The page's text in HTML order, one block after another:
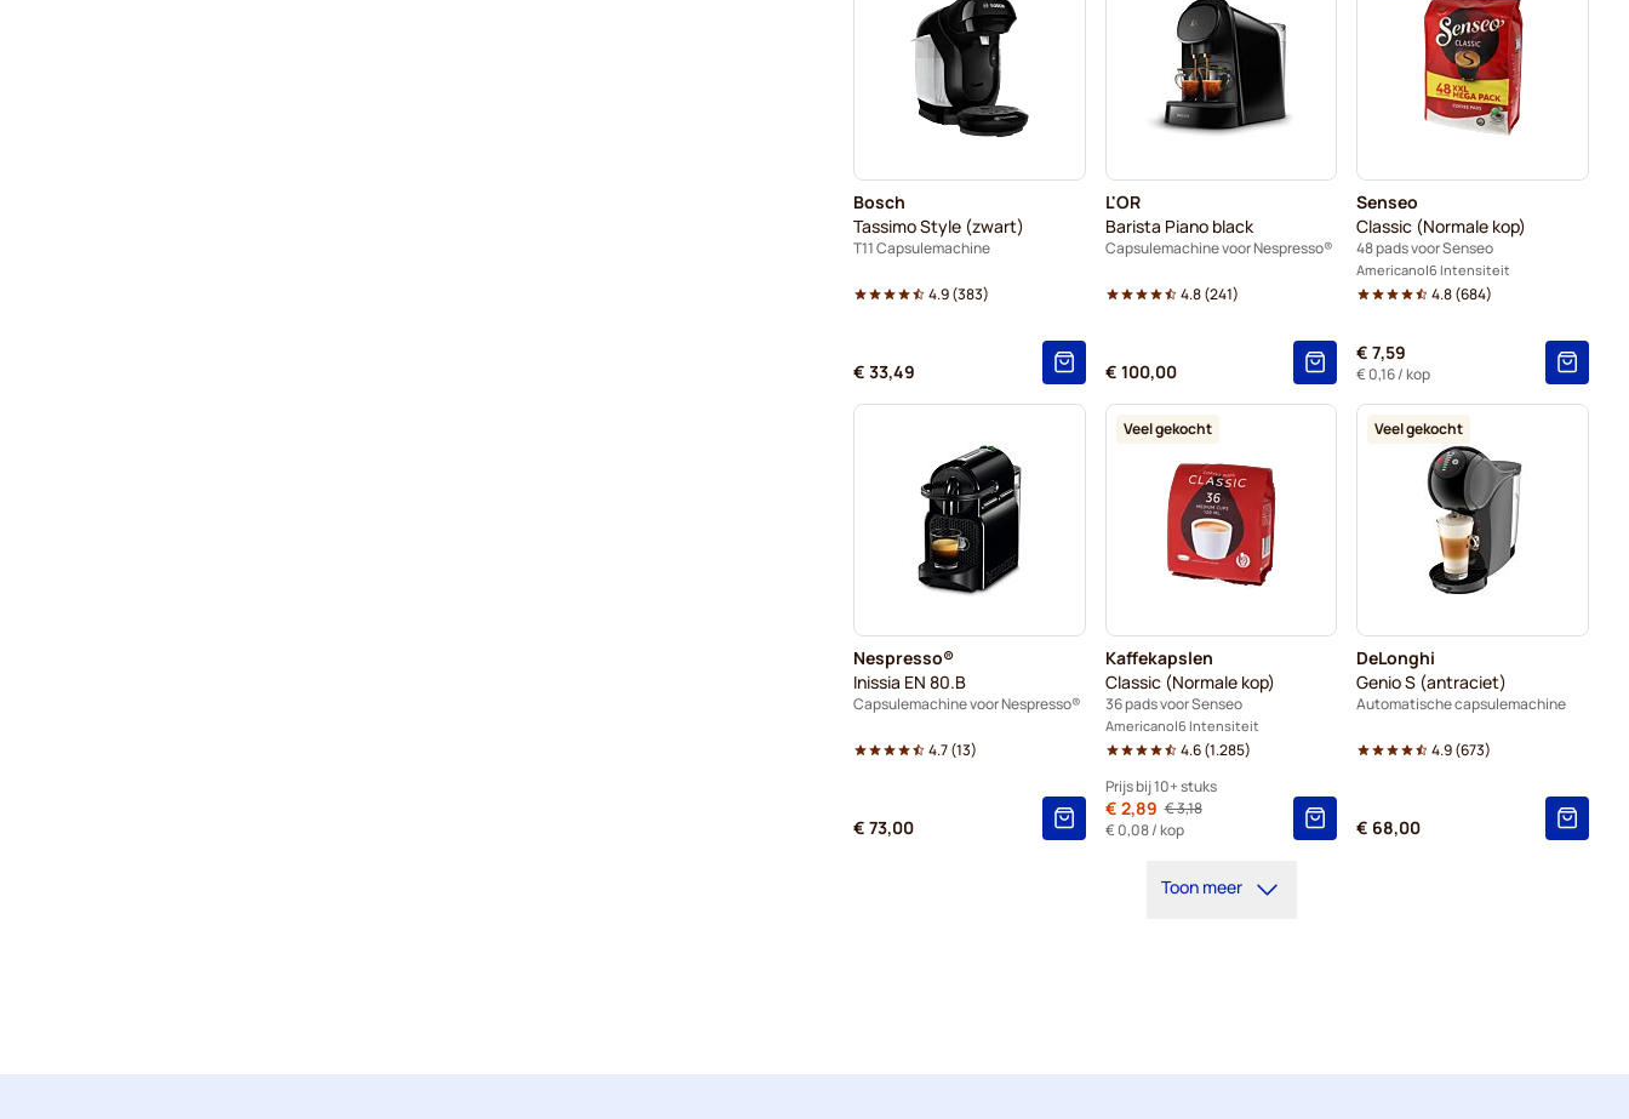
Bosch
Tassimo Style (zwart)
T11 Capsulemachine
4.9(383)
€ 33,49
L'OR
Barista Piano black
Capsulemachine voor Nespresso®
4.8(241)
€ 100,00
Senseo
Classic (Normale kop)
48 pads voor Senseo
Americano 6 Intensiteit
4.8(684)
€ 7,59
€ 0,16/ kop
Nespresso®
Inissia EN 80.B
Capsulemachine voor Nespresso®
4.7(13)
€ 73,00
Veel gekocht
Kaffekapslen
Classic (Normale kop)
36 pads voor Senseo
Americano 6 Intensiteit
4.6(1.285)
Prijs bij 10+ stuks
Normale prijs
€ 3,18
Van
€ 2,89
€ 0,08/ kop
10+
Veel gekocht
DeLonghi
Genio S (antraciet)
Automatische capsulemachine
4.9(673)
€ 68,00
Toon meer